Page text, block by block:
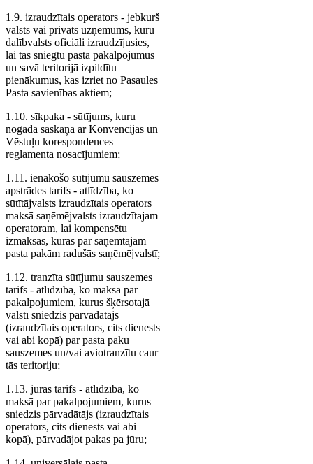
1.9. izraudzītais operators - jebkurš
valsts vai privāts uzņēmums, kuru
dalībvalsts oficiāli izraudzījusies,
lai tas sniegtu pasta pakalpojumus
un savā teritorijā izpildītu
pienākumus, kas izriet no Pasaules
Pasta savienības aktiem;
1.10. sīkpaka - sūtījums, kuru
nogādā saskaņā ar Konvencijas un
Vēstuļu korespondences
reglamenta nosacījumiem;
1.11. ienākošo sūtījumu sauszemes
apstrādes tarifs - atlīdzība, ko
sūtītājvalsts izraudzītais operators
maksā saņēmējvalsts izraudzītajam
operatoram, lai kompensētu
izmaksas, kuras par saņemtajām
pasta pakām radušās saņēmējvalstī;
1.12. tranzīta sūtījumu sauszemes
tarifs - atlīdzība, ko maksā par
pakalpojumiem, kurus šķērsotajā
valstī sniedzis pārvadātājs
(izraudzītais operators, cits dienests
vai abi kopā) par pasta paku
sauszemes un/vai aviotranzītu caur
tās teritoriju;
1.13. jūras tarifs - atlīdzība, ko
maksā par pakalpojumiem, kurus
sniedzis pārvadātājs (izraudzītais
operators, cits dienests vai abi
kopā), pārvadājot pakas pa jūru;